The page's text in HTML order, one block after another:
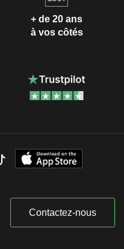
+ de 20 ans
à vos côtés
Contactez-nous